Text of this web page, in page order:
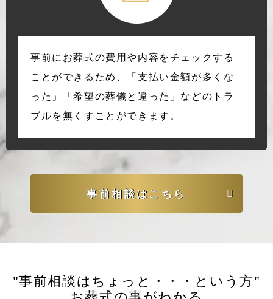
事前にお葬式の費用や内容をチェックする
ことができるため、「支払い金額が多くな
った」「希望の葬儀と違った」などのトラ
ブルを無くすことができます。
事前相談はこちら
"事前相談はちょっと・・・という方"